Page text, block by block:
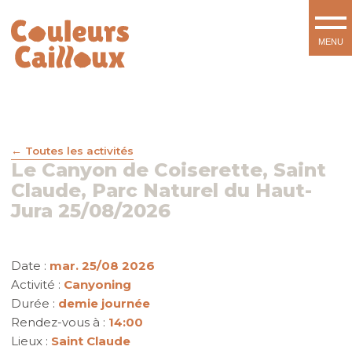
Toutes les activités
Le Canyon de Coiserette, Saint
Claude, Parc Naturel du Haut-
Jura 25/08/2026
Date : mar. 25/08 2026
Activité : Canyoning
Durée : demie journée
Rendez-vous à : 14:00
Lieux : Saint Claude